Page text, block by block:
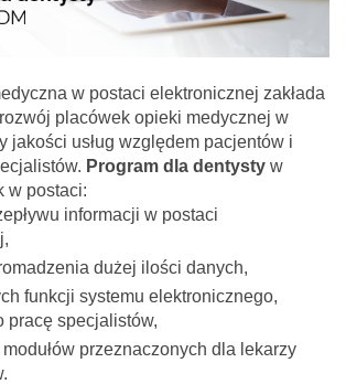
w postaci elektronicznej zakłada
placówek opieki medycznej w
jakości usług względem pacjentów i
Program dla dentysty w
w postaci:
informacji w postaci
dużej ilości danych,
funkcji systemu elektronicznego,
pracę specjalistów,
przeznaczonych dla lekarzy